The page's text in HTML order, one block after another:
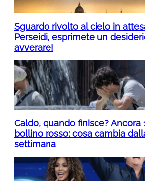
Sguardo rivolto al cielo in
Perseidi, esprimete un
avverare!
Caldo, quando finisce? Ancora
bollino rosso: cosa cambia
settimana